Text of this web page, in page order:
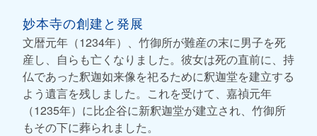
妙本寺の創建と発展
文暦元年（1234年）、竹御所が難産の末に男子を死
産し、自らも亡くなりました。彼女は死の直前に、持
仏であった釈迦如来像を祀るために釈迦堂を建立する
よう遺言を残しました。これを受けて、嘉禎元年
（1235年）に比企谷に新釈迦堂が建立され、竹御所
もその下に葬られました。